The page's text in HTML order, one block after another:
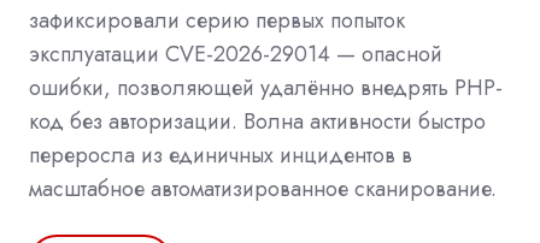
зафиксировали серию первых попыток
эксплуатации CVE-2026-29014 — опасной
ошибки, позволяющей удалённо внедрять PHP-
код без авторизации. Волна активности быстро
переросла из единичных инцидентов в
масштабное автоматизированное сканирование.